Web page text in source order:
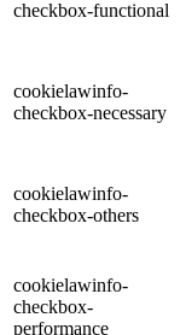
checkbox-functional
cookielawinfo-
checkbox-necessary
cookielawinfo-
checkbox-others
cookielawinfo-
checkbox-
performance